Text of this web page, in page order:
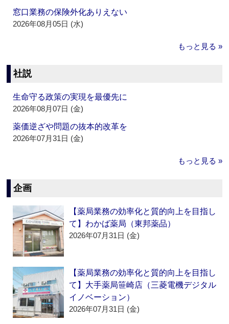
窓口業務の保険外化ありえない
2026年08月05日 (水)
もっと見る »
社説
生命守る政策の実現を最優先に
2026年08月07日 (金)
薬価逆ざや問題の抜本的改革を
2026年07月31日 (金)
もっと見る »
企画
【薬局業務の効率化と質的向上を目指し
て】わかば薬局（東邦薬品）
2026年07月31日 (金)
【薬局業務の効率化と質的向上を目指し
て】大手薬局笹崎店（三菱電機デジタル
イノベーション）
2026年07月31日 (金)